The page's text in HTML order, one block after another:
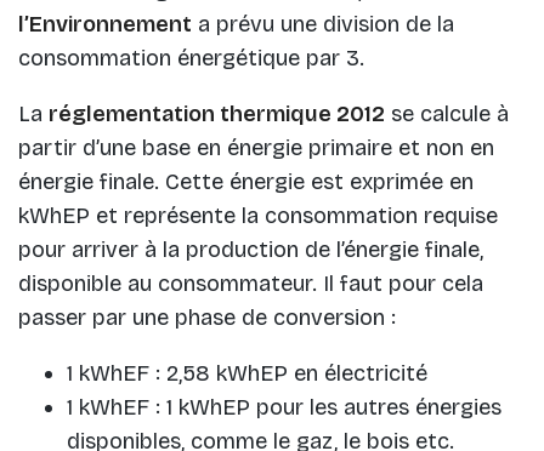
l’Environnement a prévu une division de la
consommation énergétique par 3.
La réglementation thermique 2012 se calcule à
partir d’une base en énergie primaire et non en
énergie finale. Cette énergie est exprimée en
kWhEP et représente la consommation requise
pour arriver à la production de l’énergie finale,
disponible au consommateur. Il faut pour cela
passer par une phase de conversion :
1 kWhEF : 2,58 kWhEP en électricité
1 kWhEF : 1 kWhEP pour les autres énergies
disponibles, comme le gaz, le bois etc.